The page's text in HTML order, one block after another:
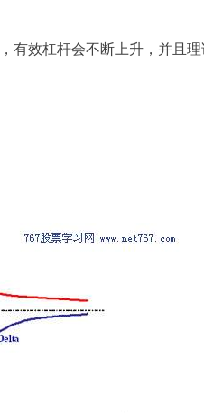
效杠杆会不断上升，并且理